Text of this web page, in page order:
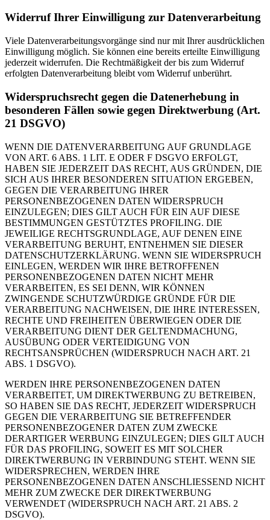
Widerruf Ihrer Einwilligung zur Datenverarbeitung
Viele Datenverarbeitungsvorgänge sind nur mit Ihrer ausdrücklichen
Einwilligung möglich. Sie können eine bereits erteilte Einwilligung
jederzeit widerrufen. Die Rechtmäßigkeit der bis zum Widerruf
erfolgten Datenverarbeitung bleibt vom Widerruf unberührt.
Widerspruchsrecht gegen die Datenerhebung in
besonderen Fällen sowie gegen Direktwerbung (Art.
21 DSGVO)
WENN DIE DATENVERARBEITUNG AUF GRUNDLAGE
VON ART. 6 ABS. 1 LIT. E ODER F DSGVO ERFOLGT,
HABEN SIE JEDERZEIT DAS RECHT, AUS GRÜNDEN, DIE
SICH AUS IHRER BESONDEREN SITUATION ERGEBEN,
GEGEN DIE VERARBEITUNG IHRER
PERSONENBEZOGENEN DATEN WIDERSPRUCH
EINZULEGEN; DIES GILT AUCH FÜR EIN AUF DIESE
BESTIMMUNGEN GESTÜTZTES PROFILING. DIE
JEWEILIGE RECHTSGRUNDLAGE, AUF DENEN EINE
VERARBEITUNG BERUHT, ENTNEHMEN SIE DIESER
DATENSCHUTZERKLÄRUNG. WENN SIE WIDERSPRUCH
EINLEGEN, WERDEN WIR IHRE BETROFFENEN
PERSONENBEZOGENEN DATEN NICHT MEHR
VERARBEITEN, ES SEI DENN, WIR KÖNNEN
ZWINGENDE SCHUTZWÜRDIGE GRÜNDE FÜR DIE
VERARBEITUNG NACHWEISEN, DIE IHRE INTERESSEN,
RECHTE UND FREIHEITEN ÜBERWIEGEN ODER DIE
VERARBEITUNG DIENT DER GELTENDMACHUNG,
AUSÜBUNG ODER VERTEIDIGUNG VON
RECHTSANSPRÜCHEN (WIDERSPRUCH NACH ART. 21
ABS. 1 DSGVO).
WERDEN IHRE PERSONENBEZOGENEN DATEN
VERARBEITET, UM DIREKTWERBUNG ZU BETREIBEN,
SO HABEN SIE DAS RECHT, JEDERZEIT WIDERSPRUCH
GEGEN DIE VERARBEITUNG SIE BETREFFENDER
PERSONENBEZOGENER DATEN ZUM ZWECKE
DERARTIGER WERBUNG EINZULEGEN; DIES GILT AUCH
FÜR DAS PROFILING, SOWEIT ES MIT SOLCHER
DIREKTWERBUNG IN VERBINDUNG STEHT. WENN SIE
WIDERSPRECHEN, WERDEN IHRE
PERSONENBEZOGENEN DATEN ANSCHLIESSEND NICHT
MEHR ZUM ZWECKE DER DIREKTWERBUNG
VERWENDET (WIDERSPRUCH NACH ART. 21 ABS. 2
DSGVO).